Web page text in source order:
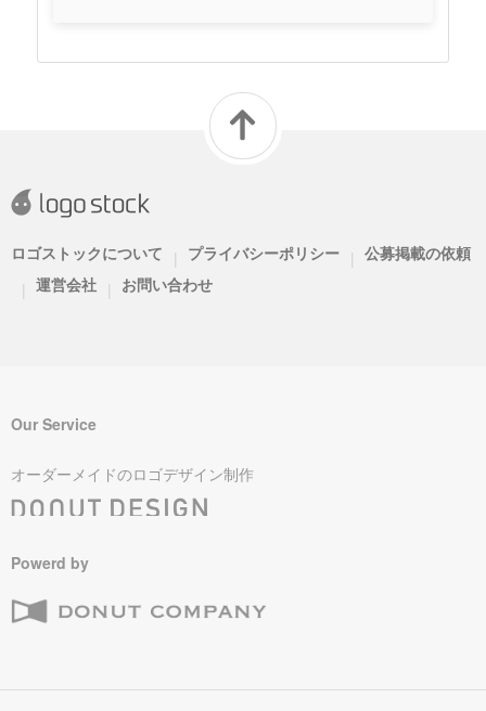
ロゴストックについて | プライバシーポリシー | 公募掲載の依頼
| 運営会社 | お問い合わせ
Our Service
オーダーメイドのロゴデザイン制作
Powerd by